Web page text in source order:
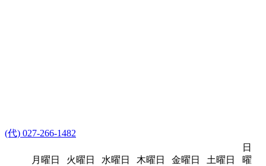
(代) 027-266-1482
月曜日 火曜日 水曜日 木曜日 金曜日 土曜日
日
曜